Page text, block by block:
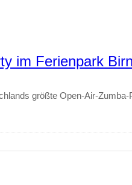
im Ferienpark
größte Open-Air-